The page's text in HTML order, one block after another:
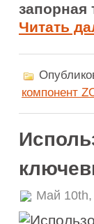
запорная
Читать
компонент
Май